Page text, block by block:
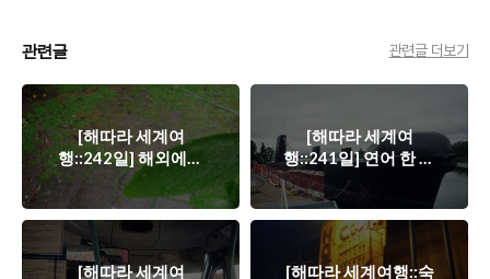
관련글 관련글 더보기
[해따라 세계여
행::242일] 해외에서
의 첫 송구영신
[해따라 세계여
행::241일] 연어 한 마
[해따라 세계여
[해따라 세계여행::숙